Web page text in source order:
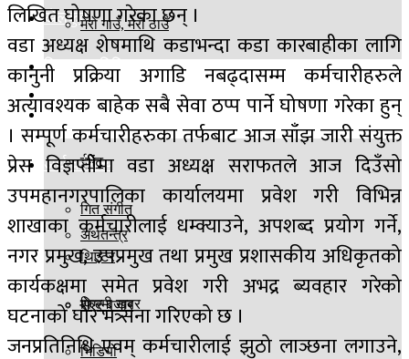
खेलकुद
विज्ञान प्रविधि
मनोरञ्जन
ईभेंट
गित संगीत
थिएटर
फिल्मी खबर
भिडियो
मेरो गाउँ, मेरो ठाउँ
अर्थ वाणिज्य
अर्थतन्त्र
शेएर बजार
लिखित घोषणा गरेका छन् ।
वडा अध्यक्ष शेषमाथि कडाभन्दा कडा कारबाहीका लागि
कानुनी प्रक्रिया अगाडि नबढ्दासम्म कर्मचारीहरुले
अत्यावश्यक बाहेक सबै सेवा ठप्प पार्ने घोषणा गरेका हुन्
। सम्पूर्ण कर्मचारीहरुका तर्फबाट आज साँझ जारी संयुक्त
प्रेस विज्ञप्तीमा वडा अध्यक्ष सराफतले आज दिउँसो
उपमहानगरपालिका कार्यालयमा प्रवेश गरी विभिन्न
शाखाका कर्मचारीलाई धम्क्याउने, अपशब्द प्रयोग गर्ने,
नगर प्रमुख, उपप्रमुख तथा प्रमुख प्रशासकीय अधिकृतको
कार्यकक्षमा समेत प्रवेश गरी अभद्र ब्यवहार गरेको
घटनाको घोर भत्र्सना गरिएको छ ।
जनप्रतिनिधि एवम् कर्मचारीलाई झुठो लाञ्छना लगाउने,